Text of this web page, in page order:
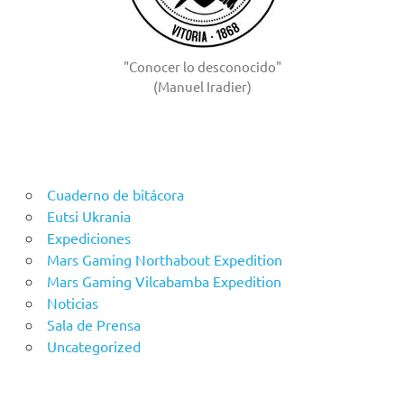
"Conocer lo desconocido"
(Manuel Iradier)
Cuaderno de bitácora
Eutsi Ukrania
Expediciones
Mars Gaming Northabout Expedition
Mars Gaming Vilcabamba Expedition
Noticias
Sala de Prensa
Uncategorized